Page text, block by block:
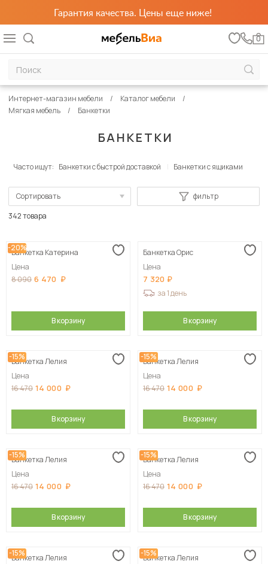
Гарантия качества. Цены еще ниже!
0
БАНКЕТКИ
Интернет-магазин мебели
Каталог мебели
Мягкая мебель
Банкетки
Часто ищут: Банкетки с быстрой доставкой Банкетки с ящиками
Сортировать
Сначала дорогие
фильтр
342 товара
-20%
Банкетка Катерина
Цена
8 090 6 470
В корзину
Банкетка Орис
Цена
7 320
за 1 день
В корзину
-15%
Банкетка Лелия
Цена
16 470 14 000
В корзину
-15%
Банкетка Лелия
Цена
16 470 14 000
В корзину
-15%
Банкетка Лелия
Цена
16 470 14 000
В корзину
-15%
Банкетка Лелия
Цена
16 470 14 000
В корзину
-15%
Банкетка Лелия
-15%
Банкетка Лелия